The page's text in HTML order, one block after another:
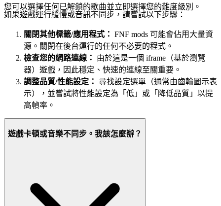
您可以選擇任何已解鎖的歌曲並立即選擇您的難度級別。
如果遊戲運行緩慢或音訊不同步，請嘗試以下步驟：
關閉其他標籤/應用程式： FNF mods 可能會佔用大量資
源。關閉在後台運行的任何不必要的程式。
檢查您的網路連線：
由於這是一個 iframe（基於瀏覽
器）遊戲，因此穩定、快速的連線至關重要。
調整品質/性能設定： 尋找設定選單（通常由齒輪圖示表
示），並嘗試將性能設定為「低」或「降低品質」以提
高幀率。
遊戲卡頓或音樂不同步。我該怎麼辦？